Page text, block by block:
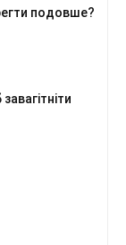
подовше?